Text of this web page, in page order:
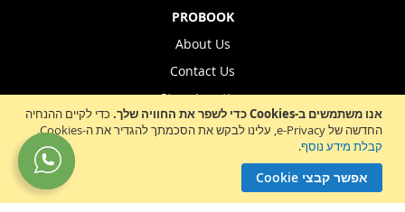
אנו משתמשים ב-Cookies כדי לשפר את החוויה שלך.
כדי לקיים ההנחיה
החדשה של e-Privacy, עלינו לבקש את הסכמתך להגדיר את ה-Cookies.
קבלת מידע נוסף.
אפשר קבצי Cookie
Sign
for
הרשמה לניוזלטר
PROBOOK
About Us
Contact Us
Store Location